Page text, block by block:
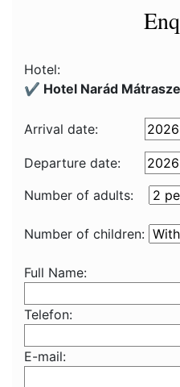
Hotel:
✔️ Hotel Narád
Arrival date:
Departure date:
Number of adults:
Number of children:
Full Name:
Telefon:
E-mail: